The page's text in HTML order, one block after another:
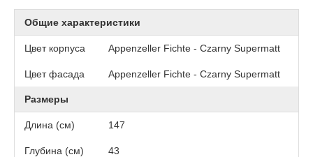
Общие характеристики
Цвет корпуса Appenzeller Fichte - Czarny Supermatt
Цвет фасада Appenzeller Fichte - Czarny Supermatt
Размеры
Длина (см) 147
Глубина (см) 43